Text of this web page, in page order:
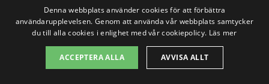
Sök efter en
Denna webbplats använder cookies för att förbättra
användarupplevelsen. Genom att använda vår webbplats samtycker
du till alla cookies i enlighet med vår cookiepolicy. Läs mer
ACCEPTERA ALLA AVVISA ALLT